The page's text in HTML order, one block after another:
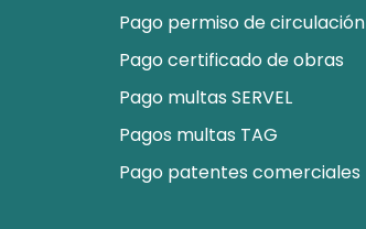
Pago permiso de circulación
Pago certificado de obras
Pago multas SERVEL
Pagos multas TAG
Pago patentes comerciales